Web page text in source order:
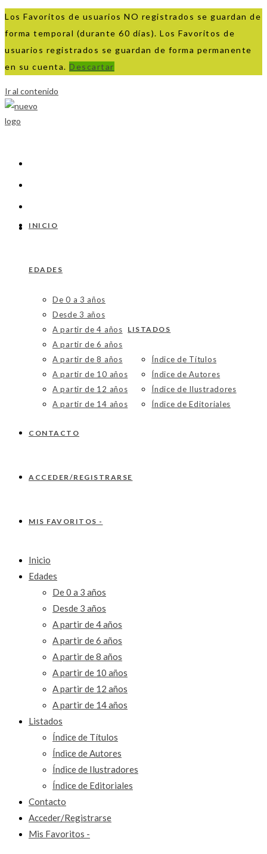
Los Favoritos de usuarios NO registrados se guardan de
forma temporal (durante 60 días). Los Favoritos de
usuarios registrados se guardan de forma permanente
en su cuenta. Descartar
Ir al contenido
INICIO
EDADES
De 0 a 3 años
Desde 3 años
A partir de 4 años
A partir de 6 años
A partir de 8 años
A partir de 10 años
A partir de 12 años
A partir de 14 años
LISTADOS
Índice de Títulos
Índice de Autores
Índice de Ilustradores
Índice de Editoriales
CONTACTO
ACCEDER/REGISTRARSE
MIS FAVORITOS -
Inicio
Edades
De 0 a 3 años
Desde 3 años
A partir de 4 años
A partir de 6 años
A partir de 8 años
A partir de 10 años
A partir de 12 años
A partir de 14 años
Listados
Índice de Títulos
Índice de Autores
Índice de Ilustradores
Índice de Editoriales
Contacto
Acceder/Registrarse
Mis Favoritos -